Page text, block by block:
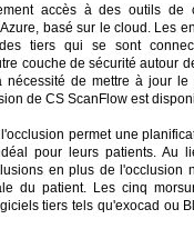
accès à des outils de
basé sur le cloud. Les
tiers qui se sont
couche de sécurité autour
nécessité de mettre à jour
de CS ScanFlow est
permet une
pour leurs patients. Au
en plus de l'occlusion
du patient. Les cinq
tiers tels qu'exocad ou